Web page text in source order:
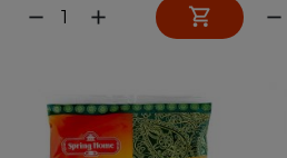
remove add  remove